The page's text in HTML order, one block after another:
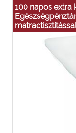
100 napos extra